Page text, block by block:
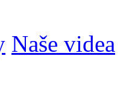
Naše videa